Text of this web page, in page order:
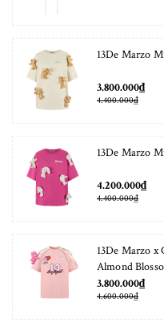
13De Marzo
3.800.000₫
4.400.000₫
13De Marzo
4.200.000₫
4.400.000₫
13De Marzo x
Almond
3.800.000₫
4.600.000₫